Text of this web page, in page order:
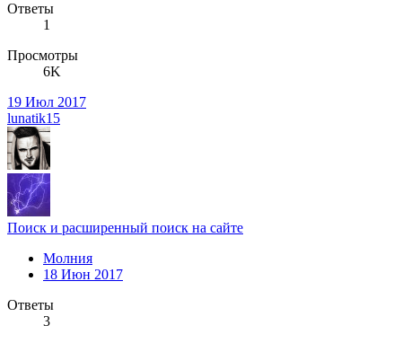
Ответы
1
Просмотры
6K
19 Июл 2017
lunatik15
Поиск и расширенный поиск на сайте
Молния
18 Июн 2017
Ответы
3